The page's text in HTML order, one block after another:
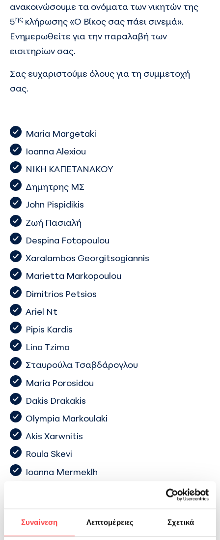
Συναίνεση Λεπτομέρειες Σχετικά
ανακοινώσουμε τα ονόματα των νικητών της
5ης κλήρωσης «Ο Βίκος σας πάει σινεμά».
Ενημερωθείτε για την παραλαβή των
εισιτηρίων σας.
Σας ευχαριστούμε όλους για τη συμμετοχή
σας.
Maria Margetaki
Ioanna Alexiou
ΝΙΚΗ ΚΑΠΕΤΑΝΑΚΟΥ
Δημητρης ΜΣ
John Pispidikis
Ζωή Πασιαλή
Despina Fotopoulou
Xaralambos Georgitsogiannis
Marietta Markopoulou
Dimitrios Petsios
Ariel Nt
Pipis Kardis
Lina Tzima
Σταυρούλα Τσαβδάρογλου
Maria Porosidou
Dakis Drakakis
Olympia Markoulaki
Akis Xarwnitis
Roula Skevi
Ioanna Mermeklh
Ελισαβετ Παπαδοπουλου
Theodoros Christoforidis